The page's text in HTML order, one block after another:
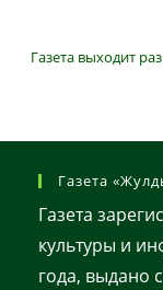
Газета выходит
Газета
Газета
культуры и
года, выдано